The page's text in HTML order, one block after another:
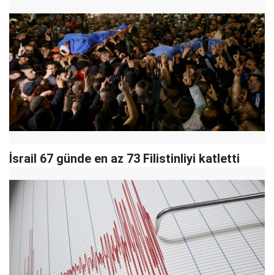
İsrail 67 günde en az 73 Filistinliyi katletti